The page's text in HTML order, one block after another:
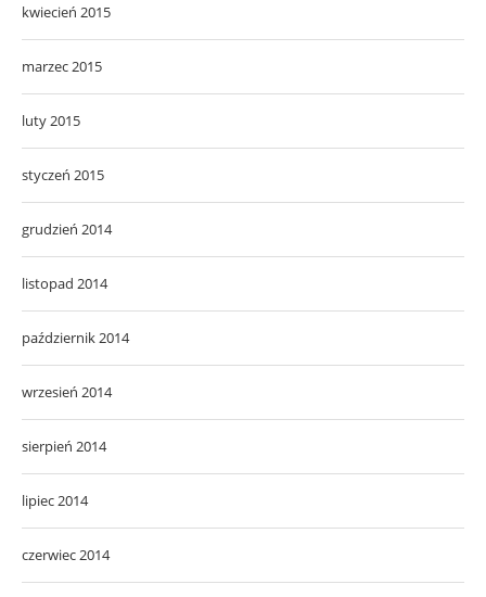
kwiecień 2015
marzec 2015
luty 2015
styczeń 2015
grudzień 2014
listopad 2014
październik 2014
wrzesień 2014
sierpień 2014
lipiec 2014
czerwiec 2014